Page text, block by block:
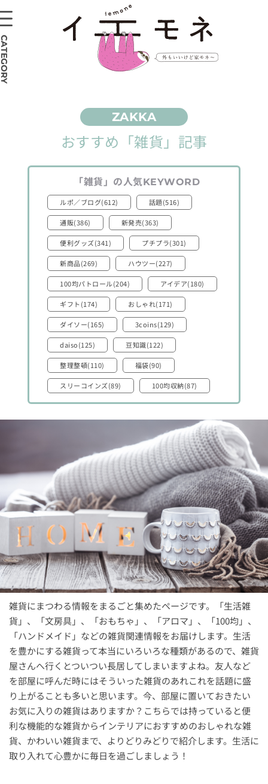
おすすめ 「雑貨」 記事
「雑貨」 の人気KEYWORD
ルポ／ブログ(612) 話題(516)
通販(386) 新発売(363)
便利グッズ(341) プチプラ(301)
新商品(269) ハウツー(227)
100均パトロール(204) アイデア(180)
ギフト(174) おしゃれ(171)
ダイソー(165) 3coins(129)
daiso(125) 豆知識(122)
整理整頓(110) 福袋(90)
スリーコインズ(89) 100均収納(87)
雑貨にまつわる情報をまるごと集めたページです。「生活雑
貨」、「文房具」、「おもちゃ」、「アロマ」、「100均」、
「ハンドメイド」などの雑貨関連情報をお届けします。生活
を豊かにする雑貨って本当にいろいろな種類があるので、雑貨
屋さんへ行くとついつい長居してしまいますよね。友人など
を部屋に呼んだ時にはそういった雑貨のあれこれを話題に盛
り上がることも多いと思います。今、部屋に置いておきたい
お気に入りの雑貨はありますか？こちらでは持っていると便
利な機能的な雑貨からインテリアにおすすめのおしゃれな雑
貨、かわいい雑貨まで、よりどりみどりで紹介します。生活に
取り入れて心豊かに毎日を過ごしましょう！